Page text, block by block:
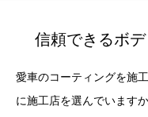
信頼できるボ
愛車のコーティングを施
に施工店を選んでいます